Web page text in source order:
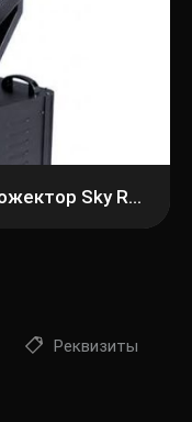
Многолучевой зенитный прожектор Sky Rose SHOWLIGHT SL-SR03
Реквизиты